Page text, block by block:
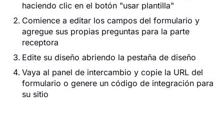
haciendo clic en el botón "usar plantilla"
Comience a editar los campos del formulario y
agregue sus propias preguntas para la parte
receptora
Edite su diseño abriendo la pestaña de diseño
Vaya al panel de intercambio y copie la URL del
formulario o genere un código de integración para
su sitio